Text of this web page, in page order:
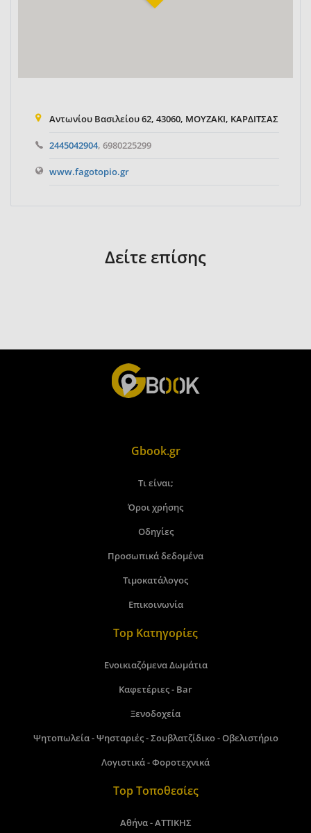
Αντωνίου Βασιλείου 62, 43060, ΜΟΥΖΑΚΙ, ΚΑΡΔΙΤΣΑΣ
2445042904, 6980225299
www.fagotopio.gr
Δείτε επίσης
Gbook.gr
Τι είναι;
Όροι χρήσης
Οδηγίες
Προσωπικά δεδομένα
Τιμοκατάλογος
Επικοινωνία
Top Κατηγορίες
Ενοικιαζόμενα Δωμάτια
Καφετέριες - Bar
Ξενοδοχεία
Ψητοπωλεία - Ψησταριές - Σουβλατζίδικο - Οβελιστήριο
Λογιστικά - Φοροτεχνικά
Top Τοποθεσίες
Αθήνα - ΑΤΤΙΚΗΣ